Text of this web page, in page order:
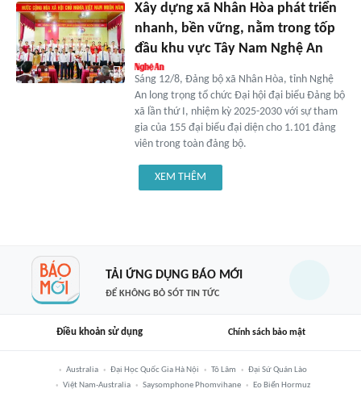
Xây dựng xã Nhân Hòa phát triển
nhanh, bền vững, nằm trong tốp
đầu khu vực Tây Nam Nghệ An
Sáng 12/8, Đảng bộ xã Nhân Hòa, tỉnh Nghệ
An long trọng tổ chức Đại hội đại biểu Đảng bộ
xã lần thứ I, nhiệm kỳ 2025-2030 với sự tham
gia của 155 đại biểu đại diện cho 1.101 đảng
viên trong toàn đảng bộ.
XEM THÊM
TẢI ỨNG DỤNG BÁO MỚI
ĐỂ KHÔNG BỎ SÓT TIN TỨC
Điều khoản sử dụng Chính sách bảo mật
Australia Đại Học Quốc Gia Hà Nội Tô Lâm
Đại Sứ Quán Lào
Việt Nam-Australia
Saysomphone Phomvihane Eo Biển Hormuz